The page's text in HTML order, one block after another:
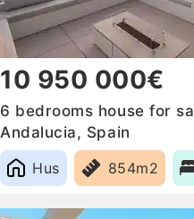
10 950 000€
6 bedrooms house for
Andalucia, Spain
Hus
854m2